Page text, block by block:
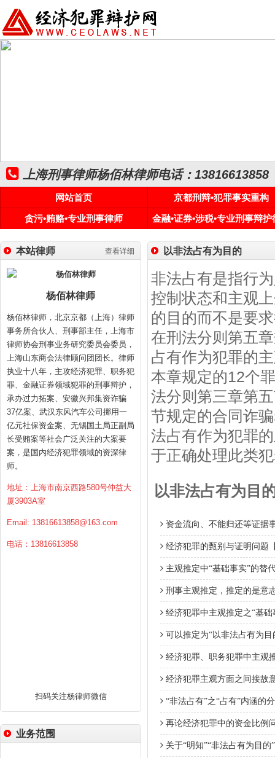
上海刑事律师杨佰林律师电话：13816613858
网站首页
京都刑辩•犯罪事实重构
贪污•贿赂•专业刑事律师
金融•证券•涉税•专业刑事辩护
查看详细
本站律师
杨佰林律师
杨佰林律师，北京京都（上海）律师
事务所合伙人、刑事部主任，上海市
律师协会刑事业务研究委员会委员，
上海山东商会法律顾问团团长。律师
执业十八年，主攻经济犯罪、职务犯
罪、金融证券领域犯罪的刑事辩护，
承办过力拓案、安徽兴邦集资诈骗
37亿案、武汉东风汽车公司挪用一
亿元社保资金案、无锡国土局正副局
长受贿案等社会广泛关注的大案要
案，是国内经济犯罪领域的资深律
师。
地址：上海市南京西路580号仲益大
厦3903A室
Email: 13816613858@163.com
电话：13816613858
扫码关注杨律师微信
业务范围
以非法占有为目的
非法占有是指行
控制状态和主观
的目的而不是要
在刑法分则第五
占有作为犯罪的
本章规定的12个
法分则第三章第
节规定的合同诈
法占有作为犯罪
于正确处理此类
以非法占有为目
资金流向、不能归还等证据
经济犯罪的甄别与证明问题
主观推定中“基础事实”的替
刑事主观推定，推定的是意
经济犯罪中主观推定之“基
可以推定为“以非法占有为
经济犯罪、职务犯罪中主观
经济犯罪主观方面之间接故
“非法占有”之“占有”内涵的
再论经济犯罪中的资金比例
关于“明知”“非法占有为目